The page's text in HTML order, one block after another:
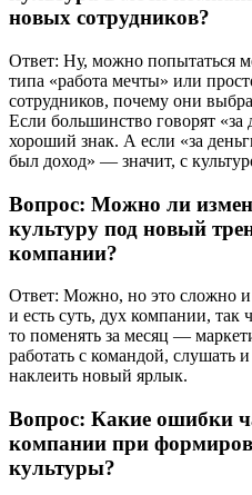
новых сотрудников?
Ответ: Ну, можно попытаться
типа «работа мечты» или
сотрудников, почему они
Если большинство говорят
хороший знак. А если «за
был доход» — значит, с
Вопрос: Можно ли
культуру под новый
компании?
Ответ: Можно, но это сложно и
и есть суть, дух компании, так
то поменять за месяц —
работать с командой, слушать
наклеить новый ярлык.
Вопрос: Какие ошибки
компании при
культуры?